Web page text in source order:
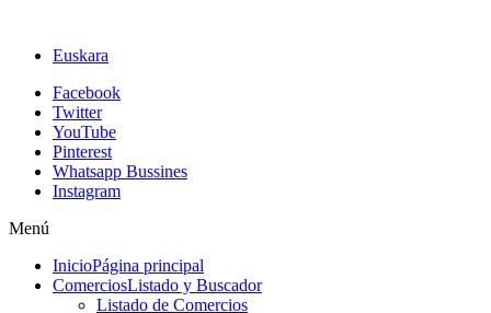
Euskara
Facebook
Twitter
YouTube
Pinterest
Whatsapp Bussines
Instagram
Menú
InicioPágina principal
ComerciosListado y Buscador
Listado de Comercios